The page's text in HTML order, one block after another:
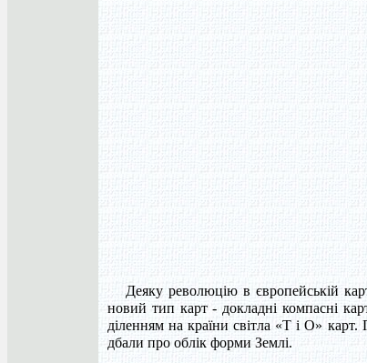
Деяку революцію в європейській
новий тип карт - докладні компасні
діленням на країни світла «Т і О»
дбали про облік форми Землі.